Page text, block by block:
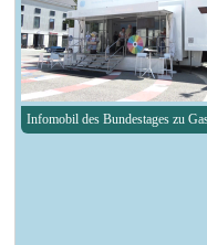
Infomobil des Bundestages zu